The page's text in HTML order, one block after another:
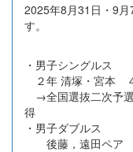
2025年8月31日・9
す。
・男子シングルス
２年 清塚・宮本
→全国選抜二次予
得
・男子ダブルス
後藤，遠田ペア